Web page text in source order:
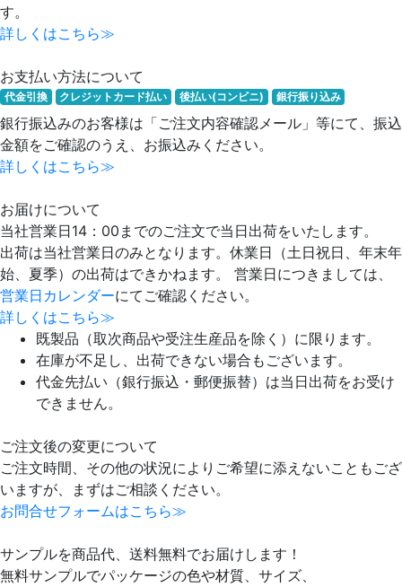
す。
詳しくはこちら≫
お支払い方法について
代金引換 クレジットカード払い 後払い(コンビニ) 銀行振り込み
銀行振込みのお客様は「ご注文内容確認メール」等にて、振込
金額をご確認のうえ、お振込みください。
詳しくはこちら≫
お届けについて
当社営業日14：00までのご注文で当日出荷をいたします。
出荷は当社営業日のみとなります。休業日（土日祝日、年末年
始、夏季）の出荷はできかねます。 営業日につきましては、
営業日カレンダーにてご確認ください。
詳しくはこちら≫
既製品（取次商品や受注生産品を除く）に限ります。
在庫が不足し、出荷できない場合もございます。
代金先払い（銀行振込・郵便振替）は当日出荷をお受け
できません。
ご注文後の変更について
ご注文時間、その他の状況によりご希望に添えないこともござ
いますが、まずはご相談ください。
お問合せフォームはこちら≫
サンプルを商品代、送料無料でお届けします！
無料サンプルでパッケージの色や材質、サイズ、